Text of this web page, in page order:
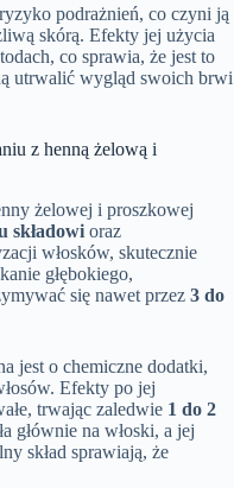
podrażnień, co czyni ją
skórą. Efekty jej użycia
co sprawia, że jest to
utrwalić wygląd swoich brwi
z henną żelową i
żelowej i proszkowej
składowi oraz
włosków, skutecznie
głębokiego,
się nawet przez 3 do
jest o chemiczne dodatki,
Efekty po jej
trwając zaledwie 1 do 2
głównie na włoski, a jej
skład sprawiają, że